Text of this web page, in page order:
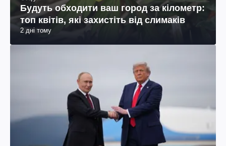
Будуть обходити ваш город за кілометр:
топ квітів, які захистіть від слимаків
2 дні тому